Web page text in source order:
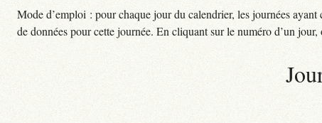
Mode d’emploi : pour chaque jour du calendrier, les journées
de données pour cette journée. En cliquant sur le numéro d’un